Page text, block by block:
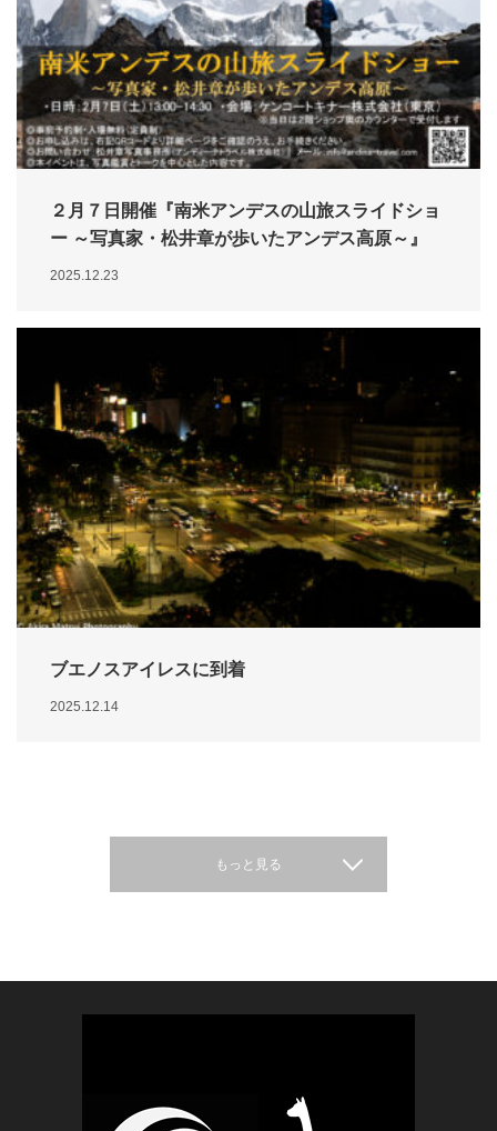
２月７日開催『南米アンデスの山旅スライドショ
ー ～写真家・松井章が歩いたアンデス高原～』
2025.12.23
ブエノスアイレスに到着
2025.12.14
もっと見る